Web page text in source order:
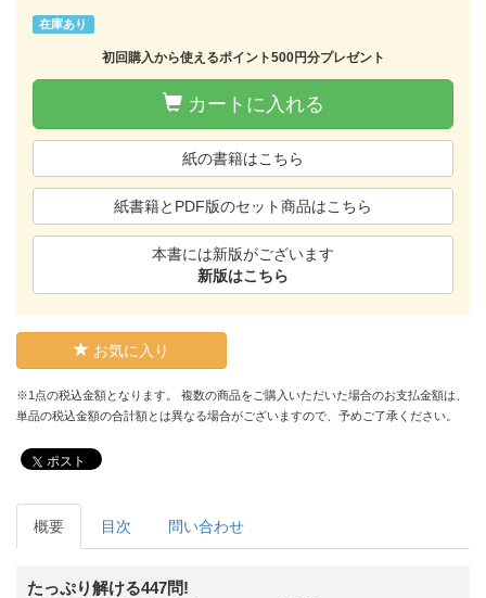
在庫あり
初回購入から使えるポイント500円分プレゼント
カートに入れる
紙の書籍はこちら
紙書籍とPDF版のセット商品はこちら
本書には新版がございます
新版はこちら
お気に入り
※1点の税込金額となります。 複数の商品をご購入いただいた場合のお支払金額は、
単品の税込金額の合計額とは異なる場合がございますので、予めご了承ください。
ポスト
概要 目次 問い合わせ
たっぷり解ける447問!